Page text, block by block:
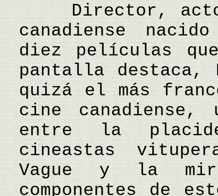
Director, actor
canadiense
diez películas
pantalla
quizá el más
cine canadiense,
entre la
cineastas
Vague y la
componentes de